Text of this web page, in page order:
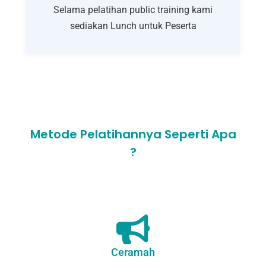
Selama pelatihan public training kami
sediakan Lunch untuk Peserta
Metode Pelatihannya Seperti Apa
?
Ceramah